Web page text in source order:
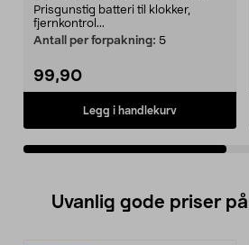
Prisgunstig batteri til klokker,
fjernkontrol...
Antall per forpakning: 5
99,90
Legg i handlekurv
Uvanlig gode priser